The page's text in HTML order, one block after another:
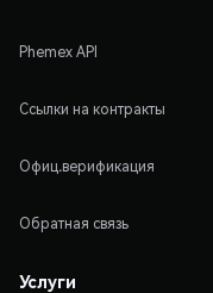
Phemex API
Ссылки на контракты
Офиц.верификация
Обратная связь
Услуги